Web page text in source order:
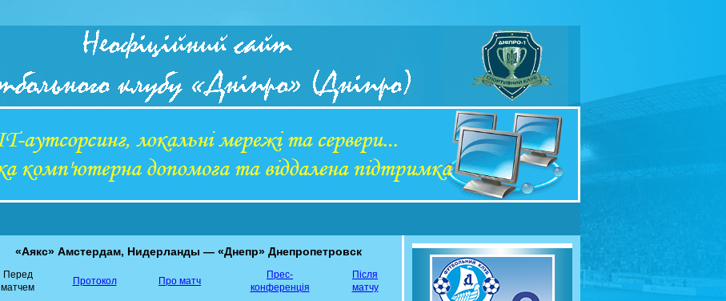
«Аякс» Амстердам, Нидерланды — «Днепр» Днепропетровск
Перед
матчем
Протокол Про матч
Прес-
конференція
Після
матчу